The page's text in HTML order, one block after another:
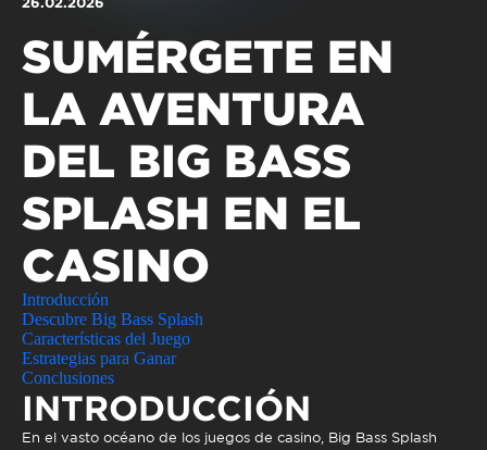
Urbanismo
Qualidade de vida
Sociedade & Educação
TEMPOS LIVRES
INVESTIR EM CASCAIS
SERVIÇOS
MAPA DO PORTAL
SUMÉRGETE EN
LA AVENTURA
DEL BIG BASS
SPLASH EN EL
CASINO
Introducción
Descubre Big Bass Splash
Características del Juego
Estrategias para Ganar
Conclusiones
INTRODUCCIÓN
En el vasto océano de los juegos de casino, Big Bass Splash